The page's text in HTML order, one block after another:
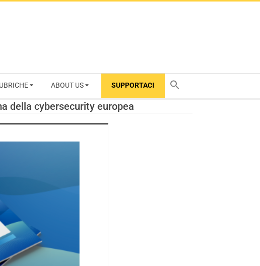
ABOUT US SUPPORTACI
della cybersecurity europea